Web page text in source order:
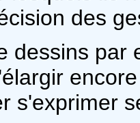
des
dessins par
s'exprimer